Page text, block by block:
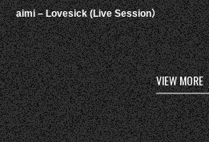
aimi – Lovesick (Live Session）
VIEW MORE